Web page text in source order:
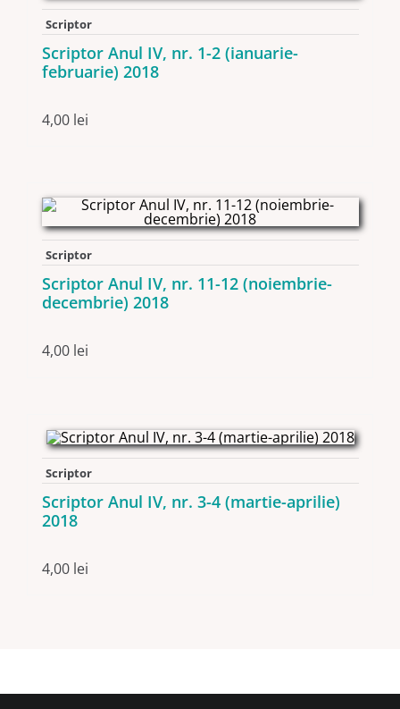
Scriptor
Scriptor Anul IV, nr. 1-2 (ianuarie-
februarie) 2018
4,00 lei
Scriptor
Scriptor Anul IV, nr. 11-12 (noiembrie-
decembrie) 2018
4,00 lei
Scriptor
Scriptor Anul IV, nr. 3-4 (martie-aprilie)
2018
4,00 lei